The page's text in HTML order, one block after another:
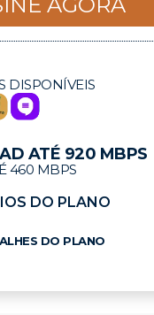
AGORA
DISPONÍVEIS
ATÉ 920 MBPS
460 MBPS
DO PLANO
DO PLANO